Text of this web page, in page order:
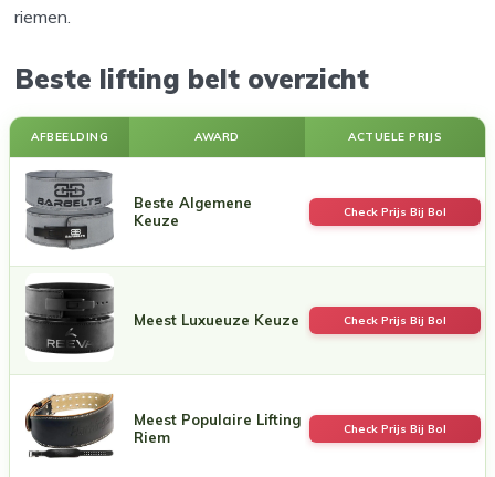
riemen.
Beste lifting belt overzicht
AFBEELDING AWARD ACTUELE PRIJS
Beste Algemene
Keuze
Check Prijs Bij Bol
Meest Luxueuze Keuze Check Prijs Bij Bol
Meest Populaire Lifting
Riem
Check Prijs Bij Bol